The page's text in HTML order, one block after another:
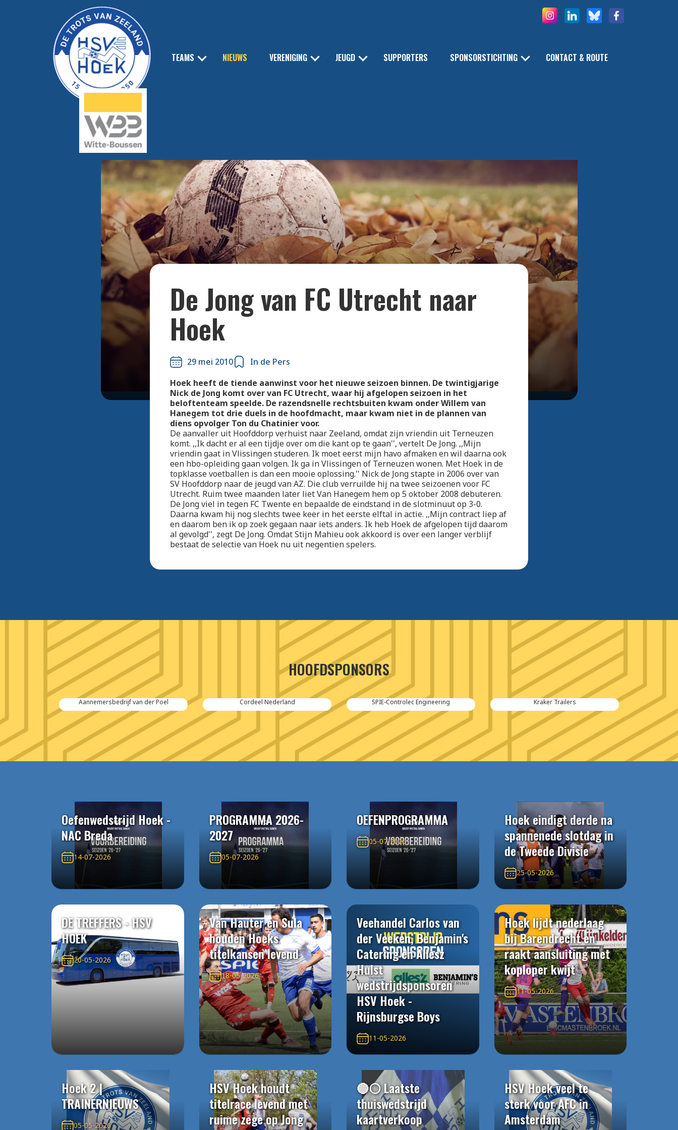
TEAMS NIEUWS VERENIGING JEUGD SUPPORTERS SPONSORSTICHTING CONTACT & ROUTE
Bekijk alle foto's
De Jong van FC Utrecht naar
Hoek
29 mei 2010
In de Pers
Hoek heeft de tiende aanwinst voor het nieuwe seizoen binnen. De twintigjarige
Nick de Jong komt over van FC Utrecht, waar hij afgelopen seizoen in het
beloftenteam speelde. De razendsnelle rechtsbuiten kwam onder Willem van
Hanegem tot drie duels in de hoofdmacht, maar kwam niet in de plannen van
diens opvolger Ton du Chatinier voor.
De aanvaller uit Hoofddorp verhuist naar Zeeland, omdat zijn vriendin uit Terneuzen
komt. ,,Ik dacht er al een tijdje over om die kant op te gaan'', vertelt De Jong. ,,Mijn
vriendin gaat in Vlissingen studeren. Ik moet eerst mijn havo afmaken en wil daarna ook
een hbo-opleiding gaan volgen. Ik ga in Vlissingen of Terneuzen wonen. Met Hoek in de
topklasse voetballen is dan een mooie oplossing.'' Nick de Jong stapte in 2006 over van
SV Hoofddorp naar de jeugd van AZ. Die club verruilde hij na twee seizoenen voor FC
Utrecht. Ruim twee maanden later liet Van Hanegem hem op 5 oktober 2008 debuteren.
De Jong viel in tegen FC Twente en bepaalde de eindstand in de slotminuut op 3-0.
Daarna kwam hij nog slechts twee keer in het eerste elftal in actie. ,,Mijn contract liep af
en daarom ben ik op zoek gegaan naar iets anders. Ik heb Hoek de afgelopen tijd daarom
al gevolgd'', zegt De Jong. Omdat Stijn Mahieu ook akkoord is over een langer verblijf
bestaat de selectie van Hoek nu uit negentien spelers.
HOOFDSPONSORS
Aannemersbedrijf van der Poel Cordeel Nederland SPIE-Controlec Engineering Kraker Trailers
Oefenwedstrijd Hoek -
NAC Breda
14-07-2026
PROGRAMMA 2026-
2027
05-07-2026
OEFENPROGRAMMA
05-07-2026
Hoek eindigt derde na
spannenede slotdag in
de Tweede Divisie
25-05-2026
DE TREFFERS - HSV
HOEK
20-05-2026
Van Hauter en Sula
houden Hoeks
titelkansen levend
18-05-2026
Veehandel Carlos van
der Veeken, Benjamin's
Catering en Allesz
Hulst
wedstrijdsponsoren
HSV Hoek -
Rijnsburgse Boys
11-05-2026
Hoek lijdt nederlaag
bij Barendrecht en
raakt aansluiting met
koploper kwijt
11-05-2026
Hoek 2 |
TRAINERNIEUWS
05-05-2026
HSV Hoek houdt
titelrace levend met
ruime zege op Jong
🔵⚪️ Laatste
thuiswedstrijd
kaartverkoop
HSV Hoek veel te
sterk voor AFC in
Amsterdam